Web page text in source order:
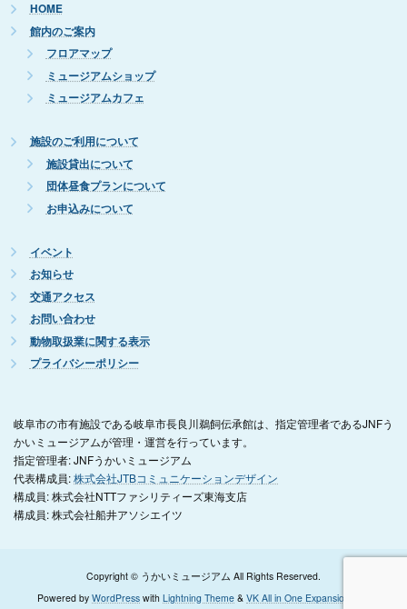
HOME
館内のご案内
フロアマップ
ミュージアムショップ
ミュージアムカフェ
施設のご利用について
施設貸出について
団体昼食プランについて
お申込みについて
イベント
お知らせ
交通アクセス
お問い合わせ
動物取扱業に関する表示
プライバシーポリシー
岐阜市の市有施設である岐阜市長良川鵜飼伝承館は、指定管理者であるJNFう
かいミュージアムが管理・運営を行っています。
指定管理者: JNFうかいミュージアム
代表構成員:株式会社JTBコミュニケーションデザイン
構成員: 株式会社NTTファシリティーズ東海支店
構成員: 株式会社船井アソシエイツ
Copyright © うかいミュージアム All Rights Reserved.
Powered by WordPress with Lightning Theme & VK All in One Expansion Unit